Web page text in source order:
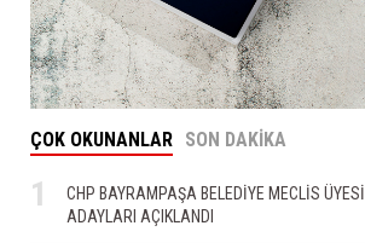
ÇOK OKUNANLAR SON DAKİKA
1
CHP BAYRAMPAŞA BELEDİYE MECLİS ÜYESİ
ADAYLARI AÇIKLANDI